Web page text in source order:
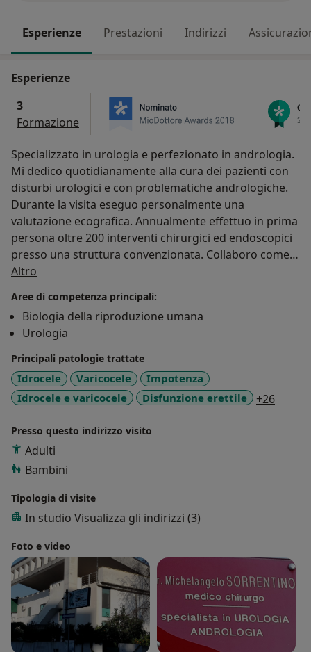
Esperienze Prestazioni Indirizzi
Esperienze
3
Formazione
Specializzato in urologia e perfezionato in andrologia.
Mi dedico quotidianamente alla cura dei pazienti con
disturbi urologici e con problematiche andrologiche.
Durante la visita eseguo personalmente una
valutazione ecografica. Annualmente effettuo in prima
persona oltre 200 interventi chirurgici ed endoscopici
presso una struttura convenzionata. Collaboro come
consulente andrologo con diversi centri di
Altro
Aree di competenza principali:
Biologia della riproduzione umana
Urologia
Principali patologie trattate
Idrocele Varicocele
Impotenza
Idrocele e varicocele
Disfunzione erettile +26
Presso questo indirizzo visito
Adulti
Bambini
Tipologia di visite
In studio Visualizza gli indirizzi (3)
Foto e video